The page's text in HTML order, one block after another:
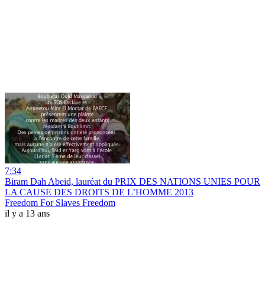
7:34
Biram Dah Abeid, lauréat du PRIX DES NATIONS UNIES POUR
LA CAUSE DES DROITS DE L’HOMME 2013
Freedom For Slaves Freedom
il y a 13 ans